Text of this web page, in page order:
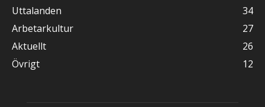
Uttalanden
34
Arbetarkultur
27
Aktuellt
26
Övrigt
12